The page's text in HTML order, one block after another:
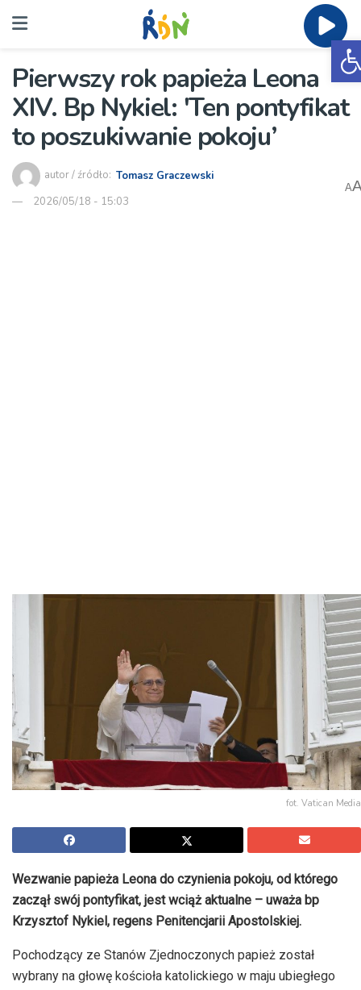
Pierwszy rok papieża Leona
XIV. Bp Nykiel: 'Ten pontyfikat
to poszukiwanie pokoju’
autor / źródło: Tomasz Graczewski
2026/05/18 - 15:03
A
fot. Vatican Media
Wezwanie papieża Leona do czynienia pokoju, od którego
zaczął swój pontyfikat, jest wciąż aktualne – uważa bp
Krzysztof Nykiel, regens Penitencjarii Apostolskiej.
Pochodzący ze Stanów Zjednoczonych papież został
wybrany na głowę kościoła katolickiego w maju ubiegłego